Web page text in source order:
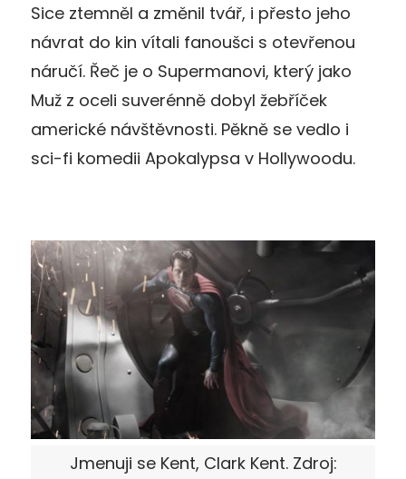
Sice ztemněl a změnil tvář, i přesto jeho
návrat do kin vítali fanoušci s otevřenou
náručí. Řeč je o Supermanovi, který jako
Muž z oceli suverénně dobyl žebříček
americké návštěvnosti. Pěkně se vedlo i
sci-fi komedii Apokalypsa v Hollywoodu.
Jmenuji se Kent, Clark Kent. Zdroj: